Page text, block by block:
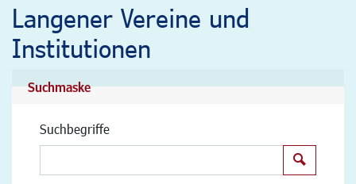
Langener Vereine und
Institutionen
Suchmaske
Suchbegriffe